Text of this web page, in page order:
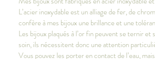
L’acier inoxydable est un alliage de fer, de
confère à mes bijoux une brillance et une
Les bijoux plaqués à l’or fin peuvent se ternir et
soin, ils nécessitent donc une attention
Vous pouvez les porter en contact de l’eau,